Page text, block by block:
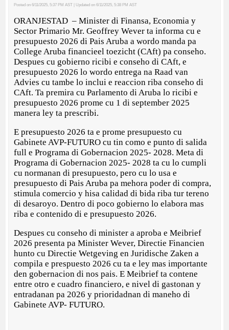
Posted on 6/11/2025, 5:37 PM AST | Updated on 6/11/2025, 5:38 PM AST
ORANJESTAD – Minister di Finansa, Economia y
Sector Primario Mr. Geoffrey Wever ta informa cu e
presupuesto 2026 di Pais Aruba a wordo manda pa
College Aruba financieel toezicht (CAft) pa conseho.
Despues cu gobierno ricibi e conseho di CAft, e
presupuesto 2026 lo wordo entrega na Raad van
Advies cu tambe lo inclui e reaccion riba conseho di
CAft. Ta premira cu Parlamento di Aruba lo ricibi e
presupuesto 2026 prome cu 1 di september 2025
manera ley ta prescribi.
E presupuesto 2026 ta e prome presupuesto cu
Gabinete AVP-FUTURO cu tin como e punto di salida
full e Programa di Gobernacion 2025- 2028. Meta di
Programa di Gobernacion 2025- 2028 ta cu lo cumpli
cu normanan di presupuesto, pero cu lo usa e
presupuesto di Pais Aruba pa mehora poder di compra,
stimula comercio y hisa calidad di bida riba tur tereno
di desaroyo. Dentro di poco gobierno lo elabora mas
riba e contenido di e presupuesto 2026.
Despues cu conseho di minister a aproba e Meibrief
2026 presenta pa Minister Wever, Directie Financien
hunto cu Directie Wetgeving en Juridische Zaken a
compila e prespuesto 2026 cu ta e ley mas importante
den gobernacion di nos pais. E Meibrief ta contene
entre otro e cuadro financiero, e nivel di gastonan y
entradanan pa 2026 y prioridadnan di maneho di
Gabinete AVP- FUTURO.